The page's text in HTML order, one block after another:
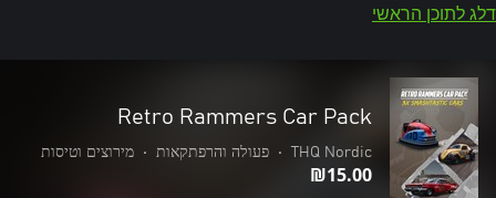
דלג לתוכן הראשי
Retro Rammers Car Pack
THQ Nordic
• פעולה והרפתקאות • מירוצים וטיסות
‪₪‎15.00‬